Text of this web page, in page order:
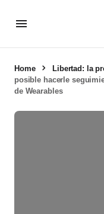
Home Libertad: la
posible hacerle
de Wearables